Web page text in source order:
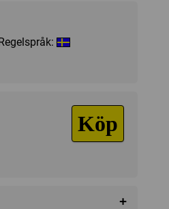
Köp
+